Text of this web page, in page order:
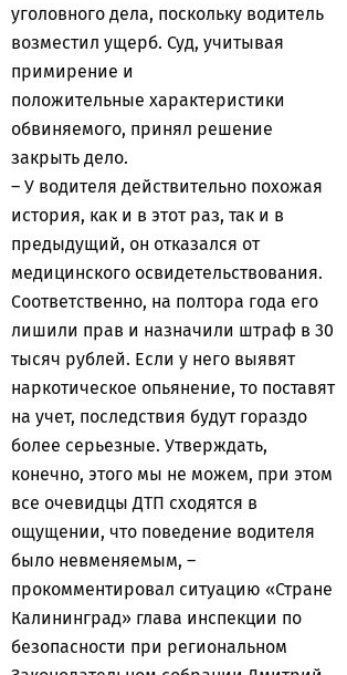
уголовного дела, поскольку водитель
возместил ущерб. Суд, учитывая
примирение и
положительные характеристики
обвиняемого, принял решение
закрыть дело.
– У водителя действительно похожая
история, как и в этот раз, так и в
предыдущий, он отказался от
медицинского освидетельствования.
Соответственно, на полтора года его
лишили прав и назначили штраф в 30
тысяч рублей. Если у него выявят
наркотическое опьянение, то поставят
на учет, последствия будут гораздо
более серьезные. Утверждать,
конечно, этого мы не можем, при этом
все очевидцы ДТП сходятся в
ощущении, что поведение водителя
было невменяемым, –
прокомментировал ситуацию «Стране
Калининград» глава инспекции по
безопасности при региональном